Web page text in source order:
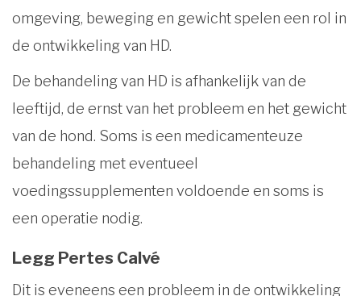
omgeving, beweging en gewicht spelen een rol in
de ontwikkeling van HD.
De behandeling van HD is afhankelijk van de
leeftijd, de ernst van het probleem en het gewicht
van de hond. Soms is een medicamenteuze
behandeling met eventueel
voedingssupplementen voldoende en soms is
een operatie nodig.
Legg Pertes Calvé
Dit is eveneens een probleem in de ontwikkeling